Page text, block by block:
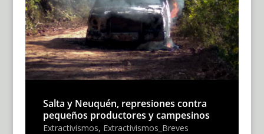
Salta y Neuquén, represiones contra
pequeños productores y campesinos
Extractivismos, Extractivismos_Breves